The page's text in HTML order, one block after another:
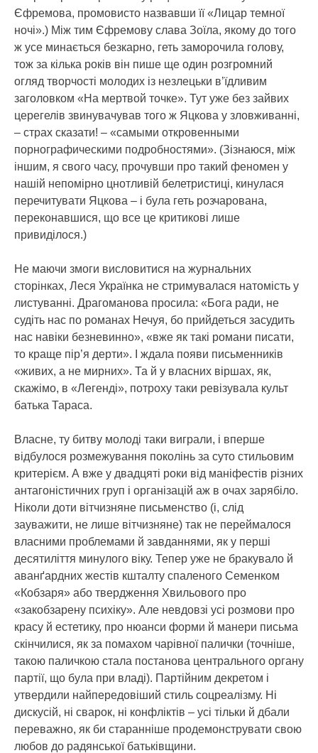
Єфремова, промовисто назвавши її «Лицар темної
ночі».) Між тим Єфремову слава Зоїла, якому до того
ж усе минається безкарно, геть заморочила голову,
тож за кілька років він пише ще один розгромний
огляд творчості молодих із незлецьки в’їдливим
заголовком «На мертвой точке». Тут уже без зайвих
церегелів звинувачував того ж Яцкова у зловживанні,
– страх сказати! – «самыми откровенными
порнографическими подробностями». (Зізнаюся, між
іншим, я свого часу, прочувши про такий феномен у
нашій непомірно цнотливій белетристиці, кинулася
перечитувати Яцкова – і була геть розчарована,
переконавшися, що все це критикові лише
привиділося.)
Не маючи змоги висловитися на журнальних
сторінках, Леся Українка не стримувалася натомість у
листуванні. Драгоманова просила: «Бога ради, не
судіть нас по романах Нечуя, бо прийдеться засудить
нас навіки безневинно», «вже як такі романи писати,
то краще пір’я дерти». І ждала появи письменників
«живих, а не мирних». Та й у власних віршах, як,
скажімо, в «Легенді», потроху таки ревізувала культ
батька Тараса.
Власне, ту битву молоді таки виграли, і вперше
відбулося розмежування поколінь за суто стильовим
критерієм. А вже у двадцяті роки від маніфестів різних
антагоністичних груп і організацій аж в очах зарябіло.
Ніколи доти вітчизняне письменство (і, слід
зауважити, не лише вітчизняне) так не переймалося
власними проблемами й завданнями, як у перші
десятиліття минулого віку. Тепер уже не бракувало й
аванґардних жестів кшталту спаленого Семенком
«Кобзаря» або твердження Хвильового про
«закобзарену психіку». Але невдовзі усі розмови про
красу й естетику, про нюанси форми й манери письма
скінчилися, як за помахом чарівної палички (точніше,
такою паличкою стала постанова центрального органу
партії, що була при владі). Партійним декретом і
утвердили найпередовіший стиль соцреалізму. Ні
дискусій, ні сварок, ні конфліктів – усі тільки й дбали
переважно, як би старанніше продемонструвати свою
любов до радянської батьківщини.